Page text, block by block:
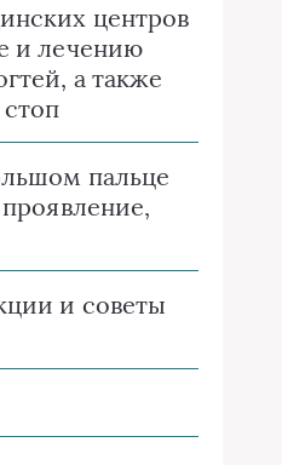
центров
и лечению
а также
пальце
и советы